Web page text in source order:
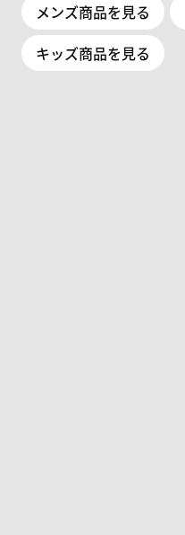
メンズ商品を見る
キッズ商品を見る